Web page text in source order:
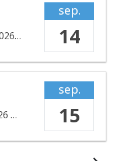
de gehele dag
sep.
14
sep.
15